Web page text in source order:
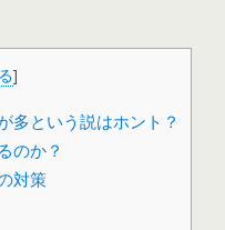
]
多という説はホント？
のか？
対策